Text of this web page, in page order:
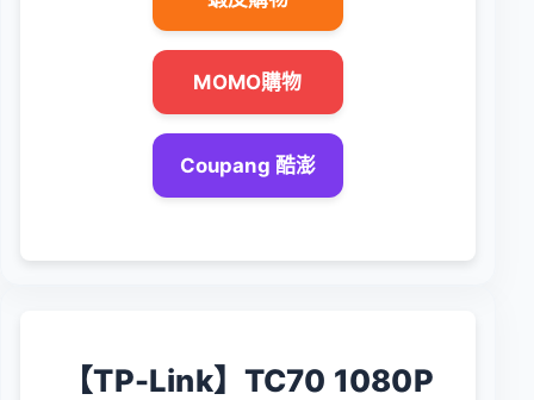
MOMO購物
Coupang 酷澎
【TP-Link】TC70 1080P